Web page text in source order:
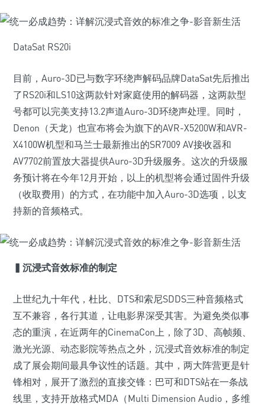
DataSat RS20i
目前，Auro-3D已与数字环绕声解码品牌DataSat先后推出
了RS20i和LS10这两款针对家庭使用的解码器，这两款型
号都可以完美支持13.2声道Auro-3D环绕声处理。同时，
Denon（天龙）也宣布将会为旗下的AVR-X5200W和AVR-
X4100W机型和马兰士最新推出的SR7009 AV接收器和
AV7702前置放大器提供Auro-3D升级服务。这次的升级服
务预计将在今年12月开始，以上的机型将会通过固件升级
（收取费用）的方式，在功能中加入Auro-3D选项，以支
持新的音频格式。
▍沉浸式音效标准的制定
上世纪九十年代，杜比、DTS和索尼SDDS三种音频格式
互不兼容，各行其道，让电影界深受其害。为避免类似事
态的重演，在近两年的CinemaCon上，除了3D、高帧频、
激光光源、动态影院等热点之外，沉浸式音效标准的制定
成了展会期间最具争议性的话题。其中，两大阵营更是针
锋相对，展开了激烈的直接交锋：巴可和DTS站在一条战
线里，支持开放格式MDA（Multi Dimension Audio，多维